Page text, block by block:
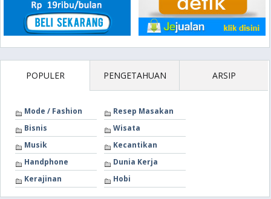
POPULER PENGETAHUAN ARSIP
Mode / Fashion
Resep Masakan
Bisnis
Wisata
Musik
Kecantikan
Handphone
Dunia Kerja
Kerajinan
Hobi